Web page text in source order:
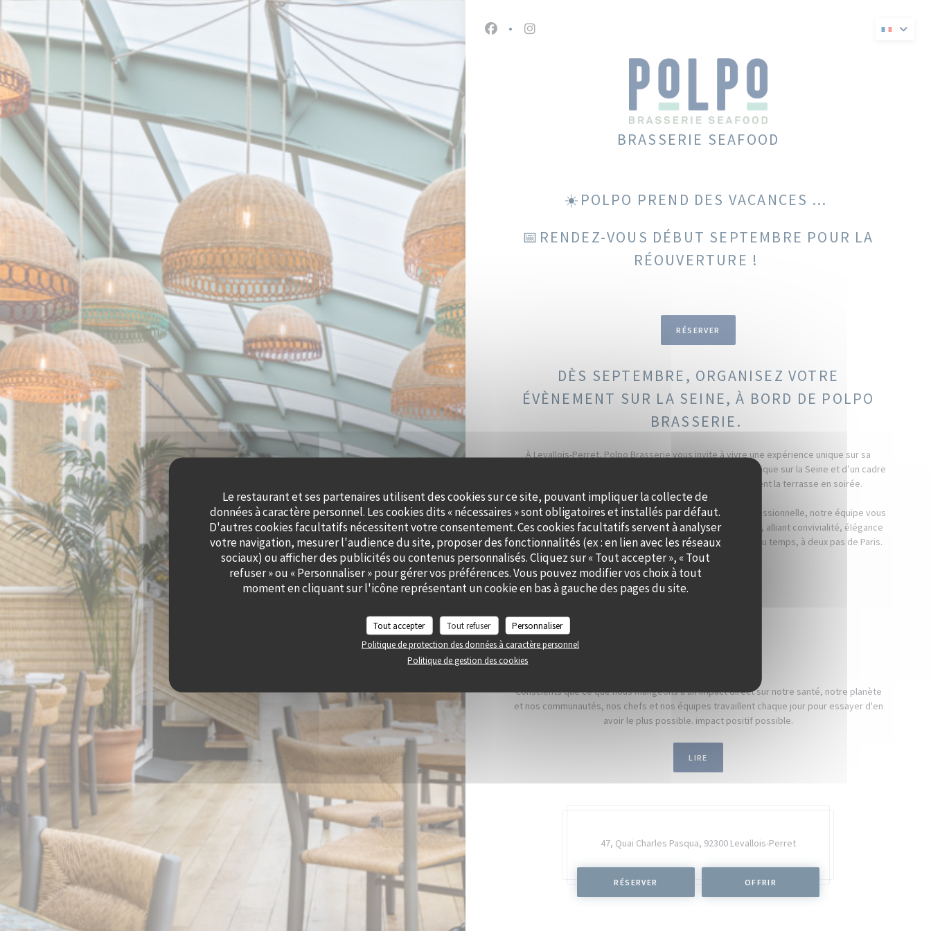
Personnalisation de vos choix en matière de cookies
Le restaurant et ses partenaires utilisent des cookies sur ce site, pouvant impliquer la collecte de
données à caractère personnel. Les cookies dits « nécessaires » sont obligatoires et installés par défaut.
D'autres cookies facultatifs nécessitent votre consentement. Ces cookies facultatifs servent à analyser
votre navigation, mesurer l'audience du site, proposer des fonctionnalités (ex : en lien avec les réseaux
sociaux) ou afficher des publicités ou contenus personnalisés. Cliquez sur « Tout accepter », « Tout
refuser » ou « Personnaliser » pour gérer vos préférences. Vous pouvez modifier vos choix à tout
moment en cliquant sur l'icône représentant un cookie en bas à gauche des pages du site.
Tout accepter Tout refuser
Personnaliser
Politique de protection des données à caractère personnel
Politique de gestion des cookies
Facebook ((ouvre une nouvelle fenêtre))
Instagram ((ouvre une nouvelle fenêtre))
BRASSERIE SEAFOOD
☀️POLPO PREND DES VACANCES ...
📅RENDEZ-VOUS DÉBUT SEPTEMBRE POUR LA
RÉOUVERTURE !
RÉSERVER
DÈS SEPTEMBRE, ORGANISEZ VOTRE
ÉVÈNEMENT SUR LA SEINE, À BORD DE POLPO
BRASSERIE.
À Levallois-Perret, Polpo Brasserie vous invite à vivre une expérience unique sur sa
péniche au charme authentique. Profitez d’une vue panoramique sur la Seine et d’un cadre
apaisant, sublimé par les couchers de soleil qui illuminent la terrasse en soirée.
Que ce soit pour un cocktail, un dîner ou une réception professionnelle, notre équipe vous
accompagne dans la création d’un événement personnalisé, alliant convivialité, élégance
et saveurs de saison. Offrez à vos invités un moment hors du temps, à deux pas de Paris.
PRIVATISER
Conscients que ce que nous mangeons a un impact direct sur notre santé, notre planète
et nos communautés, nos chefs et nos équipes travaillent chaque jour pour essayer d'en
avoir le plus possible. impact positif possible.
LIRE
47, Quai Charles Pasqua, 92300 Levallois-Perret
RÉSERVER OFFRIR